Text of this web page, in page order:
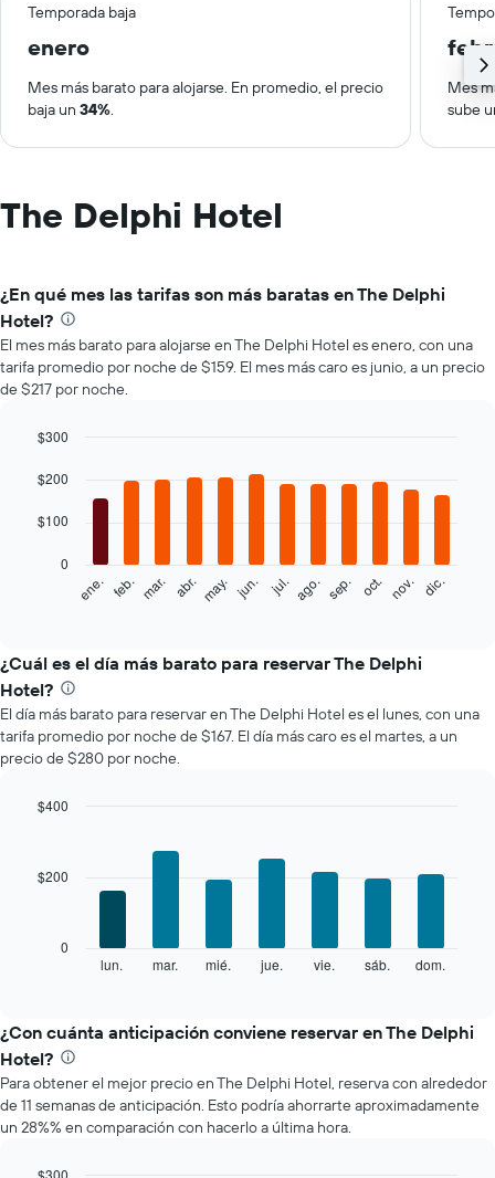
Temporada baja
enero
Mes más barato para alojarse. En promedio, el precio
baja un 34%.
Mes
sube
The Delphi Hotel
¿En qué mes las tarifas son más baratas en The Delphi
Hotel?
El mes más barato para alojarse en The Delphi Hotel es enero, con una
tarifa promedio por noche de $159. El mes más caro es junio, a un precio
de $217 por noche.
chart
12
bars.
siguiente
el
precio
promedio
de
una
habitación
mes
muestra
El
gráfico
muestra
1
eje
graphic.
ene. feb. mar. abr. may. jun. jul. ago. sep. oct. nov. dic.
0
$100
$200
$300
¿Cuál es el día más barato para reservar The Delphi
Hotel?
El día más barato para reservar en The Delphi Hotel es el lunes, con una
tarifa promedio por noche de $167. El día más caro es el martes, a un
precio de $280 por noche.
el
precio
promedio
de
una
habitación
lun. mar. mié. jue. vie. sáb. dom.
0
$200
$400
¿Con cuánta anticipación conviene reservar en The Delphi
Hotel?
Para obtener el mejor precio en The Delphi Hotel, reserva con alrededor
de 11 semanas de anticipación. Esto podría ahorrarte aproximadamente
un 28%% en comparación con hacerlo a última hora.
$300